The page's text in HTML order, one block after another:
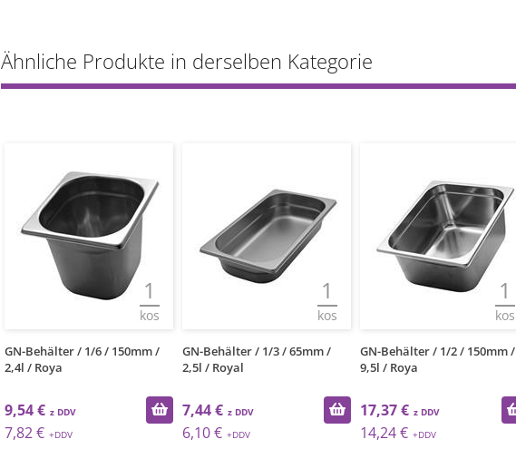
Ähnliche Produkte in derselben Kategorie
1
kos
GN-Behälter / 1/6 / 150mm /
2,4l / Roya
9,54 €
7,82 €
1
kos
GN-Behälter / 1/3 / 65mm /
2,5l / Royal
7,44 €
6,10 €
1
kos
GN-Behälter / 1/2 / 150mm /
9,5l / Roya
17,37 €
14,24 €